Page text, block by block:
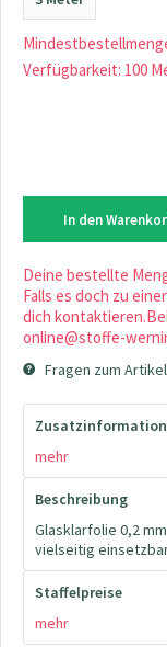
Verfügbarkeit: 100
In den
Deine bestellte
Falls es doch zu
dich
online@stoffe-
Fragen zum
mehr
Beschreibung
Glasklarfolie 0,2
vielseitig
Staffelpreise
mehr